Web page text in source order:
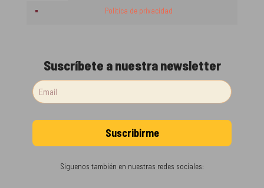
Política de privacidad
Suscríbete a nuestra newsletter
Siguenos también en nuestras redes sociales: